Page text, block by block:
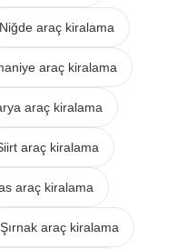
Niğde araç kiralama
araç kiralama
araç kiralama
araç kiralama
araç kiralama
Şırnak araç kiralama